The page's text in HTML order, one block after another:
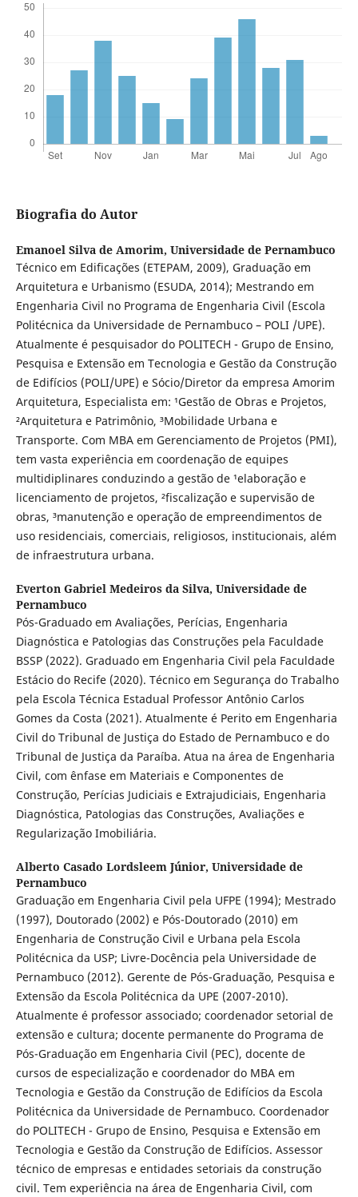
Biografia do Autor
Emanoel Silva de Amorim, Universidade de Pernambuco
Técnico em Edificações (ETEPAM, 2009), Graduação em
Arquitetura e Urbanismo (ESUDA, 2014); Mestrando em
Engenharia Civil no Programa de Engenharia Civil (Escola
Politécnica da Universidade de Pernambuco – POLI /UPE).
Atualmente é pesquisador do POLITECH - Grupo de Ensino,
Pesquisa e Extensão em Tecnologia e Gestão da Construção
de Edifícios (POLI/UPE) e Sócio/Diretor da empresa Amorim
Arquitetura, Especialista em: ¹Gestão de Obras e Projetos,
²Arquitetura e Patrimônio, ³Mobilidade Urbana e
Transporte. Com MBA em Gerenciamento de Projetos (PMI),
tem vasta experiência em coordenação de equipes
multidiplinares conduzindo a gestão de ¹elaboração e
licenciamento de projetos, ²fiscalização e supervisão de
obras, ³manutenção e operação de empreendimentos de
uso residenciais, comerciais, religiosos, institucionais, além
de infraestrutura urbana.
Everton Gabriel Medeiros da Silva, Universidade de
Pernambuco
Pós-Graduado em Avaliações, Perícias, Engenharia
Diagnóstica e Patologias das Construções pela Faculdade
BSSP (2022). Graduado em Engenharia Civil pela Faculdade
Estácio do Recife (2020). Técnico em Segurança do Trabalho
pela Escola Técnica Estadual Professor Antônio Carlos
Gomes da Costa (2021). Atualmente é Perito em Engenharia
Civil do Tribunal de Justiça do Estado de Pernambuco e do
Tribunal de Justiça da Paraíba. Atua na área de Engenharia
Civil, com ênfase em Materiais e Componentes de
Construção, Perícias Judiciais e Extrajudiciais, Engenharia
Diagnóstica, Patologias das Construções, Avaliações e
Regularização Imobiliária.
Alberto Casado Lordsleem Júnior, Universidade de
Pernambuco
Graduação em Engenharia Civil pela UFPE (1994); Mestrado
(1997), Doutorado (2002) e Pós-Doutorado (2010) em
Engenharia de Construção Civil e Urbana pela Escola
Politécnica da USP; Livre-Docência pela Universidade de
Pernambuco (2012). Gerente de Pós-Graduação, Pesquisa e
Extensão da Escola Politécnica da UPE (2007-2010).
Atualmente é professor associado; coordenador setorial de
extensão e cultura; docente permanente do Programa de
Pós-Graduação em Engenharia Civil (PEC), docente de
cursos de especialização e coordenador do MBA em
Tecnologia e Gestão da Construção de Edifícios da Escola
Politécnica da Universidade de Pernambuco. Coordenador
do POLITECH - Grupo de Ensino, Pesquisa e Extensão em
Tecnologia e Gestão da Construção de Edifícios. Assessor
técnico de empresas e entidades setoriais da construção
civil. Tem experiência na área de Engenharia Civil, com